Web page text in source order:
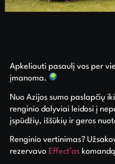
Apkeliauti pasaulį vos per
įmanoma.
Nuo Azijos sumo paslapčių
renginio dalyviai leidosi į
įspūdžių, iššūkių ir geros
Renginio vertinimas?
rezervavo Effect’as